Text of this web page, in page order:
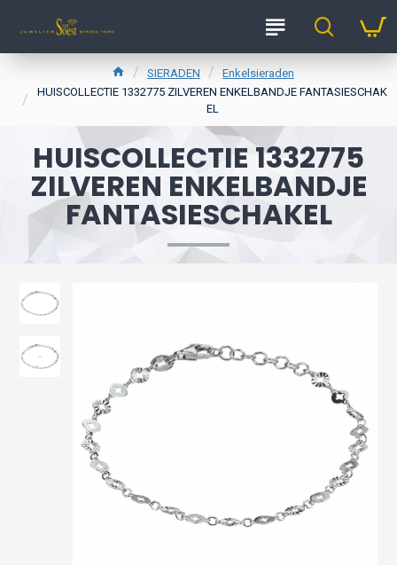
SIERADEN
Enkelsieraden
HUISCOLLECTIE 1332775 ZILVEREN ENKELBANDJE FANTASIESCHAK
EL
HUISCOLLECTIE 1332775
ZILVEREN ENKELBANDJE
FANTASIESCHAKEL